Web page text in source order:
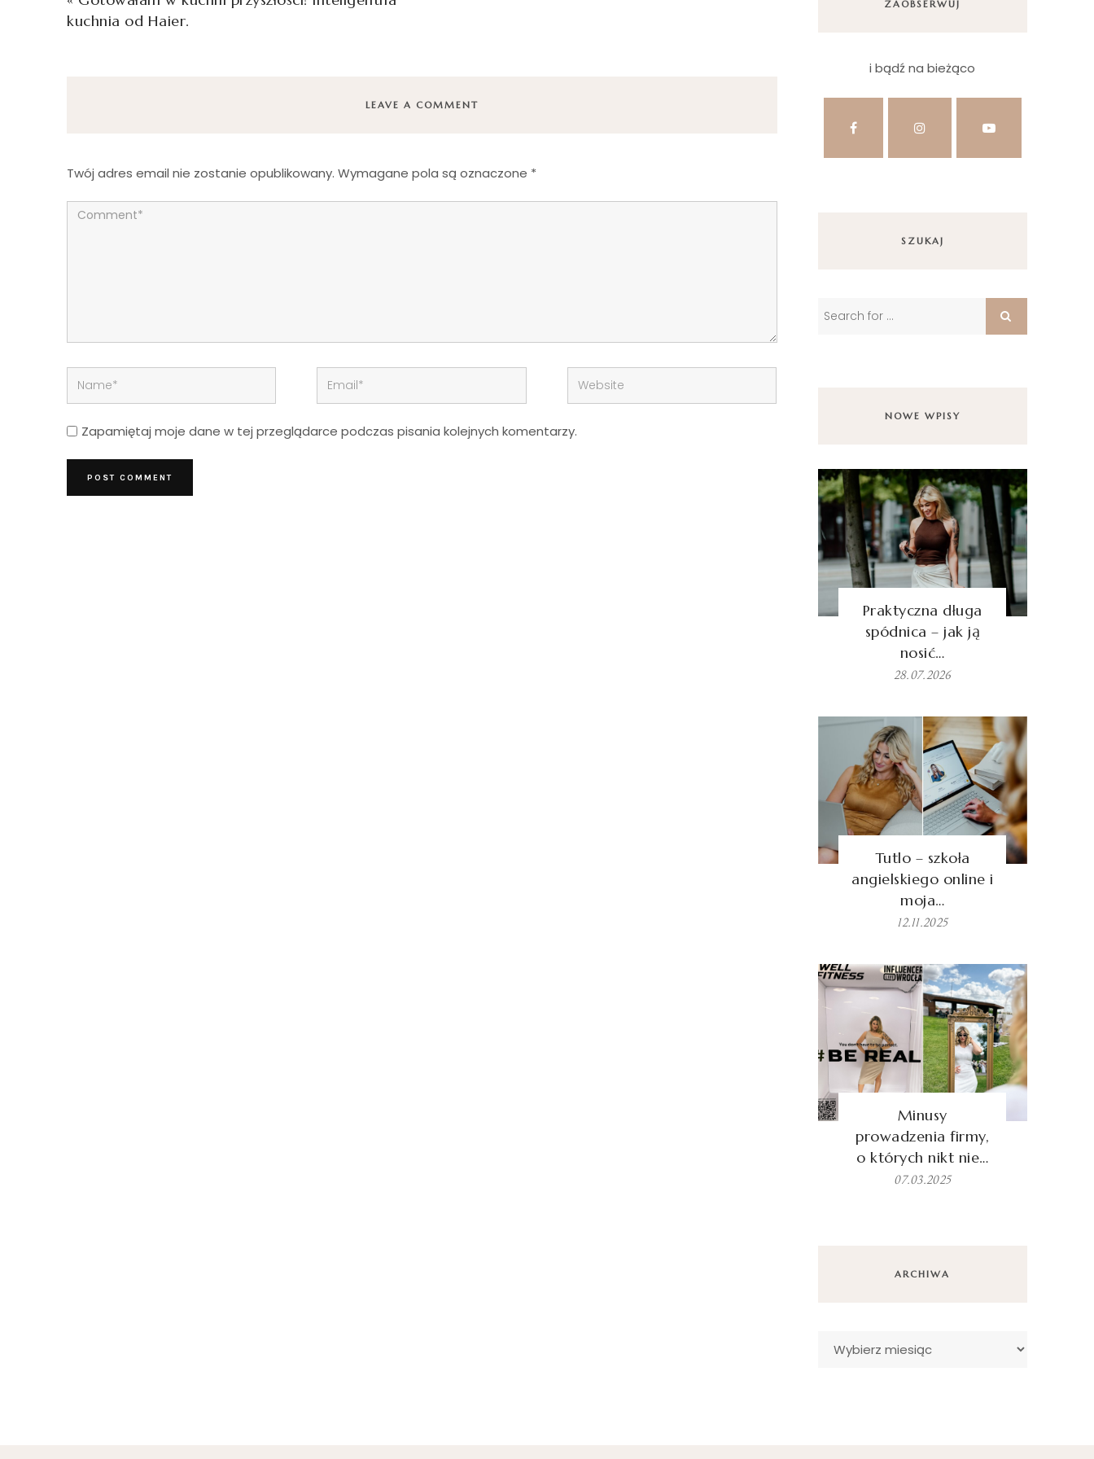
kuchnia od Haier.
LEAVE A COMMENT
Twój adres email nie zostanie opublikowany. Wymagane pola są oznaczone *
Zapamiętaj moje dane w tej przeglądarce podczas pisania kolejnych komentarzy.
ZAOBSERWUJ
i bądź na bieżąco
SZUKAJ
NOWE WPISY
Praktyczna długa
spódnica – jak ją
nosić…
28.07.2026
Tutlo – szkoła
angielskiego online i
moja…
12.11.2025
Minusy
prowadzenia firmy,
o których nikt nie…
07.03.2025
ARCHIWA